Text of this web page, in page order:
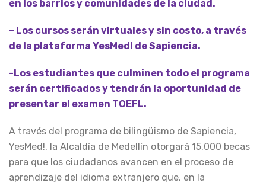
en los barrios y comunidades de la ciudad.
– Los cursos serán virtuales y sin costo, a través
de la plataforma YesMed! de Sapiencia.
-Los estudiantes que culminen todo el programa
serán certificados y tendrán la oportunidad de
presentar el examen TOEFL.
A través del programa de bilingüismo de Sapiencia,
YesMed!, la Alcaldía de Medellín otorgará 15.000 becas
para que los ciudadanos avancen en el proceso de
aprendizaje del idioma extranjero que, en la